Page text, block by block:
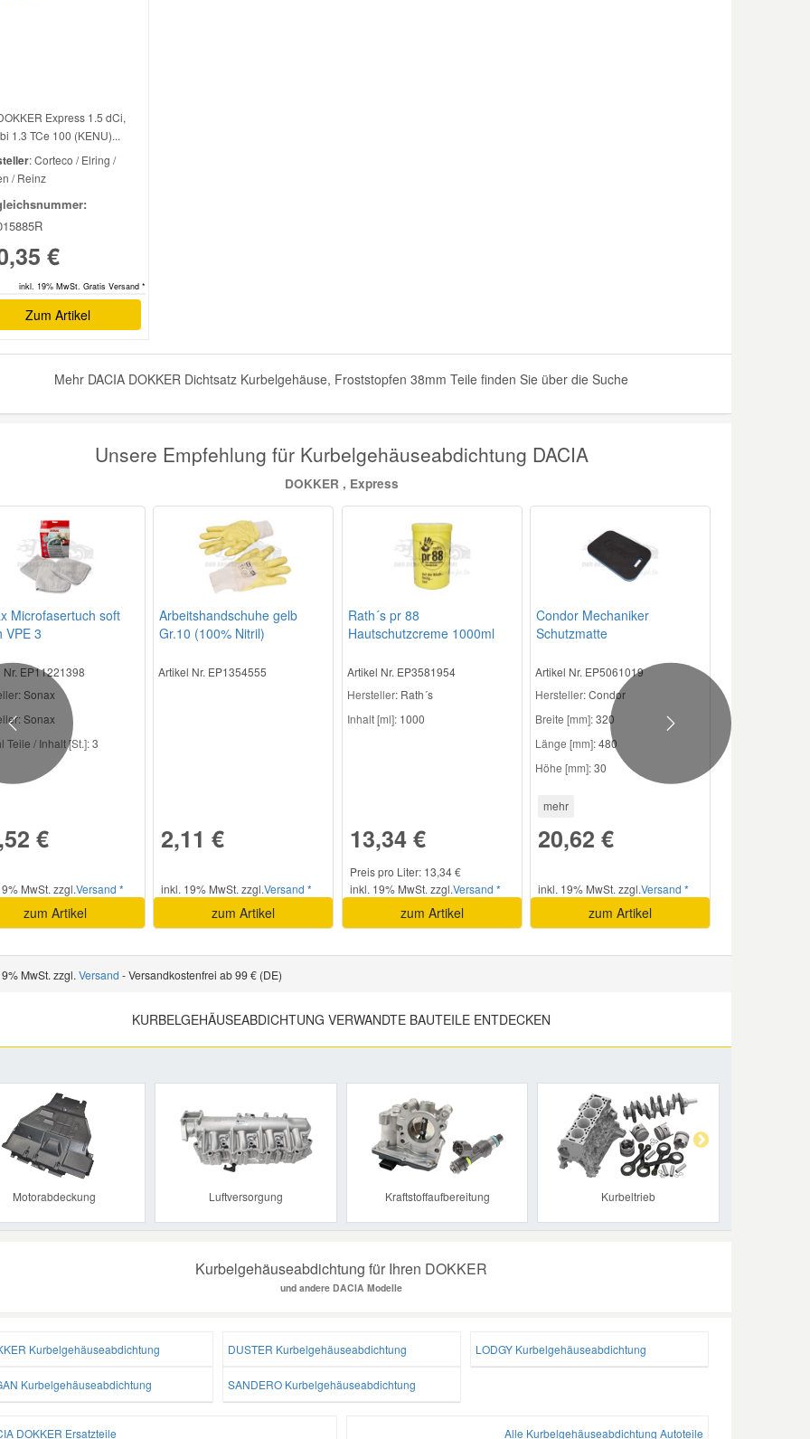
Express 1.5 dCi,
1.3 TCe 100 (KENU)...
: Corteco / Elring /
/ Reinz
€
inkl. 19% MwSt. Gratis Versand *
Zum Artikel
Mehr DACIA DOKKER Dichtsatz Kurbelgehäuse, Froststopfen 38mm Teile finden Sie über die Suche
Unsere Empfehlung für Kurbelgehäuseabdichtung DACIA
DOKKER , Express
Microfasertuch soft
VPE 3
Nr. EP11221398
: Sonax
Sonax
Teile / Inhalt [St.]:3
€
MwSt. zzgl.Versand *
zum Artikel
Arbeitshandschuhe gelb
Gr.10 (100% Nitril)
Artikel Nr. EP1354555
2,11 €
inkl. 19% MwSt. zzgl.Versand *
zum Artikel
Rath´s pr 88
Hautschutzcreme 1000ml
Artikel Nr. EP3581954
Hersteller: Rath´s
Inhalt [ml]:1000
13,34 €
Preis pro Liter: 13,34 €
inkl. 19% MwSt. zzgl.Versand *
zum Artikel
Condor Mechaniker
Schutzmatte
Artikel Nr. EP5061019
Hersteller: Condor
Breite [mm]:320
Länge [mm]:480
Höhe [mm]:30
mehr
20,62 €
inkl. 19% MwSt. zzgl.Versand *
zum Artikel
Previous Next
MwSt. zzgl. Versand - Versandkostenfrei ab 99 € (DE)
KURBELGEHÄUSEABDICHTUNG VERWANDTE BAUTEILE ENTDECKEN
Motorabdeckung Luftversorgung Kraftstoffaufbereitung Kurbeltrieb
Previous Next
Kurbelgehäuseabdichtung für Ihren DOKKER
und andere DACIA Modelle
Kurbelgehäuseabdichtung DUSTER Kurbelgehäuseabdichtung LODGY Kurbelgehäuseabdichtung
Kurbelgehäuseabdichtung SANDERO Kurbelgehäuseabdichtung
DOKKER Ersatzteile Alle Kurbelgehäuseabdichtung Autoteile